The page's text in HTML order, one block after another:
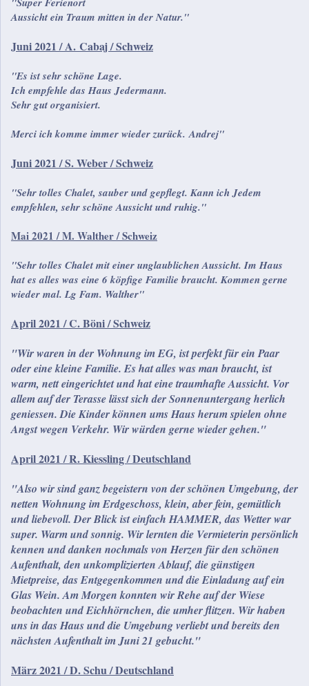
Aussicht ein Traum mitten in der Natur."
Juni 2021 / A. Cabaj / Schweiz
"Es ist sehr schöne Lage.
Ich empfehle das Haus Jedermann.
Sehr gut organisiert.
Merci ich komme immer wieder zurück. Andrej"
Juni 2021 / S. Weber / Schweiz
"Sehr tolles Chalet, sauber und gepflegt. Kann ich Jedem
empfehlen, sehr schöne Aussicht und ruhig."
Mai 2021 / M. Walther / Schweiz
"Sehr tolles Chalet mit einer unglaublichen Aussicht. Im Haus
hat es alles was eine 6 köpfige Familie braucht. Kommen gerne
wieder mal. Lg Fam. Walther"
April 2021 / C. Böni / Schweiz
"Wir waren in der Wohnung im EG, ist perfekt für ein Paar
oder eine kleine Familie. Es hat alles was man braucht, ist
warm, nett eingerichtet und hat eine traumhafte Aussicht. Vor
allem auf der Terasse lässt sich der Sonnenuntergang herlich
geniessen. Die Kinder können ums Haus herum spielen ohne
Angst wegen Verkehr. Wir würden gerne wieder gehen."
April 2021 / R. Kiessling / Deutschland
"Also wir sind ganz begeistern von der schönen Umgebung, der
netten Wohnung im Erdgeschoss, klein, aber fein, gemütlich
und liebevoll. Der Blick ist einfach HAMMER, das Wetter war
super. Warm und sonnig. Wir lernten die Vermieterin persönlich
kennen und danken nochmals von Herzen für den schönen
Aufenthalt, den unkomplizierten Ablauf, die günstigen
Mietpreise, das Entgegenkommen und die Einladung auf ein
Glas Wein. Am Morgen konnten wir Rehe auf der Wiese
beobachten und Eichhörnchen, die umher flitzen. Wir haben
uns in das Haus und die Umgebung verliebt und bereits den
nächsten Aufenthalt im Juni 21 gebucht."
März 2021 / D. Schu / Deutschland